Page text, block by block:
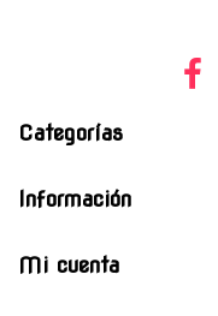
Categorías
Información
Mi cuenta